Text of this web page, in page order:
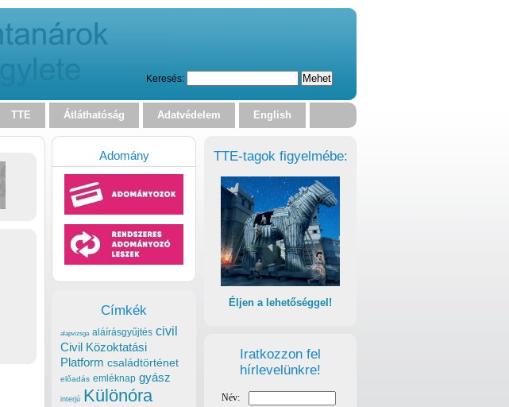
Keresés:
TTE Átláthatóság Adatvédelem English
TTE-tagok figyelmébe:
Éljen a lehetőséggel!
Iratkozzon fel
hírlevelünkre!
Adomány
Címkék
alapvizsga aláírásgyűjtés civil
Civil Közoktatási
Platform családtörténet
előadás emléknap gyász
interjú Különóra